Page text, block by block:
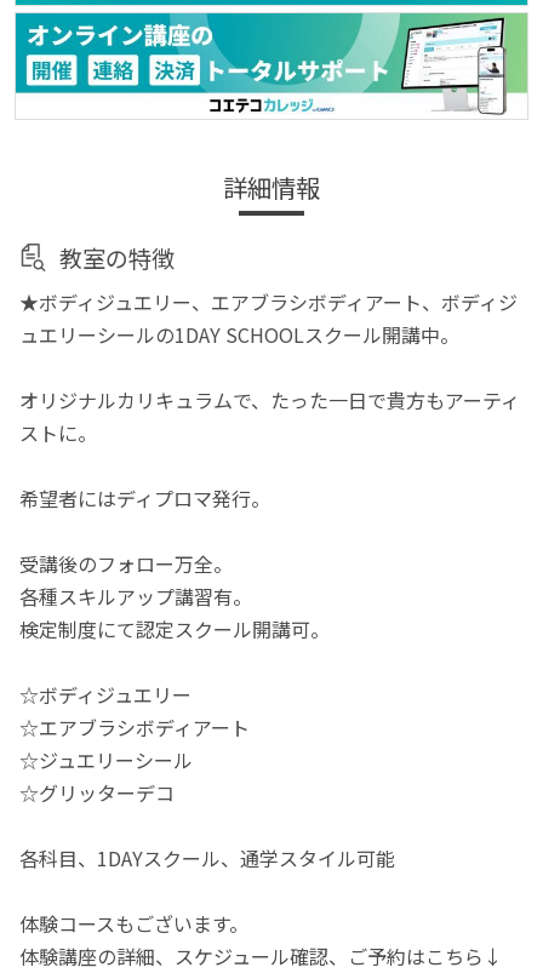
詳細情報
教室の特徴
★ボディジュエリー、エアブラシボディアート、ボディジ
ュエリーシールの1DAY SCHOOLスクール開講中。
オリジナルカリキュラムで、たった一日で貴方もアーティ
ストに。
希望者にはディプロマ発行。
受講後のフォロー万全。
各種スキルアップ講習有。
検定制度にて認定スクール開講可。
☆ボディジュエリー
☆エアブラシボディアート
☆ジュエリーシール
☆グリッターデコ
各科目、1DAYスクール、通学スタイル可能
体験コースもございます。
体験講座の詳細、スケジュール確認、ご予約はこちら↓